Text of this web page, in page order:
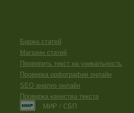
Биржа статей
Магазин статей
Проверить текст на уникальность
Проверка орфографии онлайн
SEO анализ онлайн
Проверка качества текста
МИР / СБП